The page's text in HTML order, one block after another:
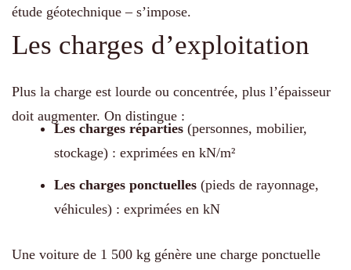
étude géotechnique – s’impose.
Les charges d’exploitation
Plus la charge est lourde ou concentrée, plus l’épaisseur
doit augmenter. On distingue :
Les charges réparties (personnes, mobilier,
stockage) : exprimées en kN/m²
Les charges ponctuelles (pieds de rayonnage,
véhicules) : exprimées en kN
Une voiture de 1 500 kg génère une charge ponctuelle